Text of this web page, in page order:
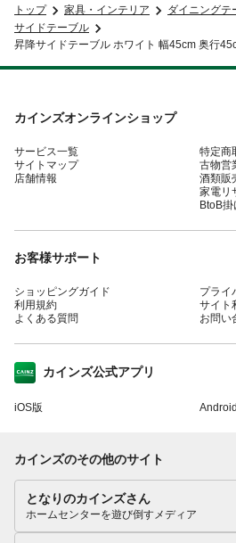
トップ 家具・インテリア
ダイニングテ
サイドテーブル
昇降サイドテーブル ホワイト 幅45cm 奥行
カインズオンラインショップ
サービス一覧
サイトマップ
店舗情報
特定商
古物営
酒類販
家電リ
BtoB
お客様サポート
ショッピングガイド
利用規約
よくある質問
プライ
サイト
お問い
カインズ公式アプリ
iOS版
カインズのその他のサイト
となりのカインズさん
ホームセンターを遊び倒すメディア